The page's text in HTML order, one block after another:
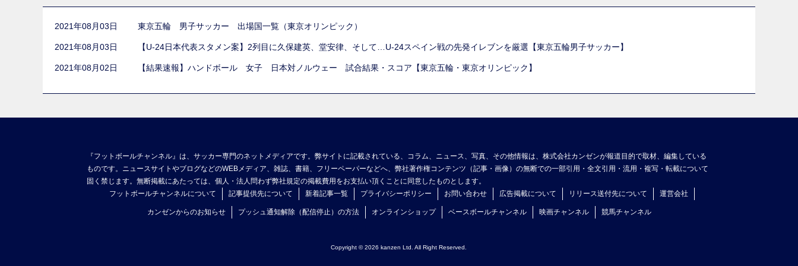
2021年08月03日 東京五輪 男子サッカー 出場国一覧（東京オリンピック）
2021年08月03日 【U-24日本代表スタメン案】2列目に久保建英、堂安律、そして…U-24スペイン戦の先発イレブンを厳選【東京五輪男子サッカー】
2021年08月02日 【結果速報】ハンドボール 女子 日本対ノルウェー 試合結果・スコア【東京五輪・東京オリンピック】
『フットボールチャンネル』は、サッカー専門のネットメディアです。弊サイトに記載されている、コラム、ニュース、写真、その他情報は、株式会社カンゼンが報道目的で取材、編集している
ものです。ニュースサイトやブログなどのWEBメディア、雑誌、書籍、フリーペーパーなどへ、弊社著作権コンテンツ（記事・画像）の無断での一部引用・全文引用・流用・複写・転載について
固く禁じます。無断掲載にあたっては、個人・法人問わず弊社規定の掲載費用をお支払い頂くことに同意したものとします。
フットボールチャンネルについて
記事提供先について 新着記事一覧 プライバシーポリシー お問い合わせ 広告掲載について リリース送付先について 運営会社
カンゼンからのお知らせ プッシュ通知解除（配信停止）の方法 オンラインショップ ベースボールチャンネル 映画チャンネル 競馬チャンネル
Copyright © 2026 kanzen Ltd. All Right Reserved.